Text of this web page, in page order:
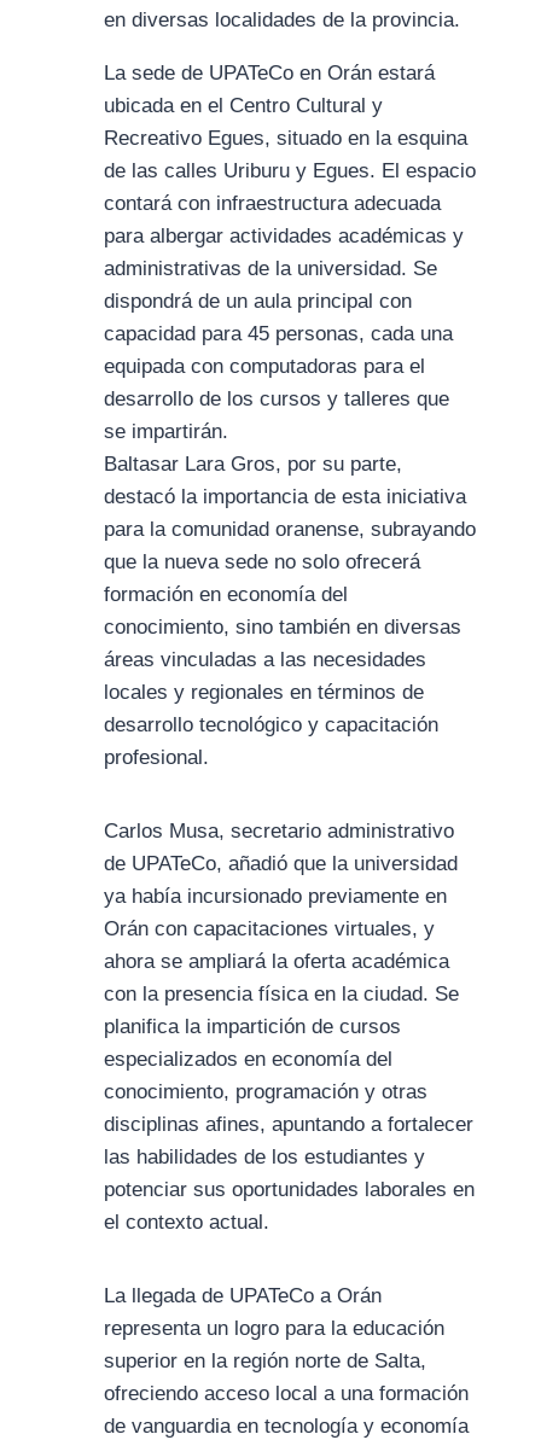
en diversas localidades de la provincia.
La sede de UPATeCo en Orán estará
ubicada en el Centro Cultural y
Recreativo Egues, situado en la esquina
de las calles Uriburu y Egues. El espacio
contará con infraestructura adecuada
para albergar actividades académicas y
administrativas de la universidad. Se
dispondrá de un aula principal con
capacidad para 45 personas, cada una
equipada con computadoras para el
desarrollo de los cursos y talleres que
se impartirán.
Baltasar Lara Gros, por su parte,
destacó la importancia de esta iniciativa
para la comunidad oranense, subrayando
que la nueva sede no solo ofrecerá
formación en economía del
conocimiento, sino también en diversas
áreas vinculadas a las necesidades
locales y regionales en términos de
desarrollo tecnológico y capacitación
profesional.
Carlos Musa, secretario administrativo
de UPATeCo, añadió que la universidad
ya había incursionado previamente en
Orán con capacitaciones virtuales, y
ahora se ampliará la oferta académica
con la presencia física en la ciudad. Se
planifica la impartición de cursos
especializados en economía del
conocimiento, programación y otras
disciplinas afines, apuntando a fortalecer
las habilidades de los estudiantes y
potenciar sus oportunidades laborales en
el contexto actual.
La llegada de UPATeCo a Orán
representa un logro para la educación
superior en la región norte de Salta,
ofreciendo acceso local a una formación
de vanguardia en tecnología y economía